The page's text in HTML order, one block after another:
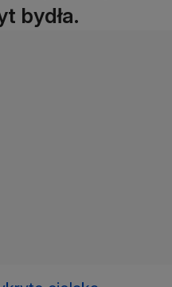
bydła.